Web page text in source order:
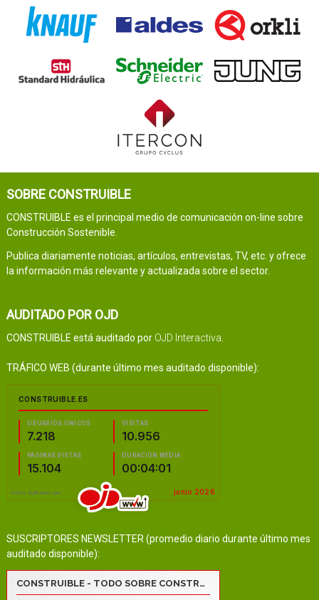
SOBRE CONSTRUIBLE
CONSTRUIBLE es el principal medio de comunicación on-line sobre
Construcción Sostenible.
Publica diariamente noticias, artículos, entrevistas, TV, etc. y ofrece
la información más relevante y actualizada sobre el sector.
AUDITADO POR OJD
CONSTRUIBLE está auditado por OJD Interactiva
TRÁFICO WEB (durante último mes auditado disponible):
SUSCRIPTORES NEWSLETTER (promedio diario durante último mes
auditado disponible):